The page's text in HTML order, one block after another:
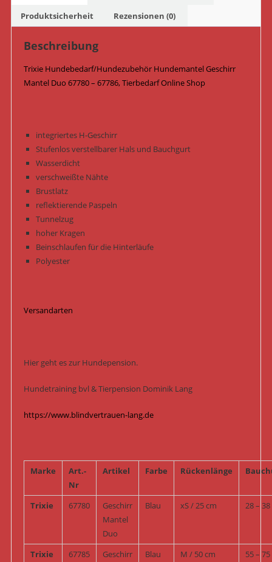
Blau
Menge
Produktsicherheit
Rezensionen (0)
Beschreibung
Trixie Hundebedarf/Hundezubehör Hundemantel Geschirr
Mantel Duo 67780 – 67786, Tierbedarf Online Shop
integriertes H-Geschirr
Stufenlos verstellbarer Hals und Bauchgurt
Wasserdicht
verschweißte Nähte
Brustlatz
reflektierende Paspeln
Tunnelzug
hoher Kragen
Beinschlaufen für die Hinterläufe
Polyester
Versandarten
Hier geht es zur Hundepension.
Hundetraining bvl & Tierpension Dominik Lang
https://www.blindvertrauen-lang.de
Marke
Art.-
Nr
Artikel Farbe Rückenlänge
Trixie 67780
Geschirr
Mantel
Duo
Blau xS / 25 cm 28 –
Trixie 67785
Geschirr
Blau M / 50 cm 55 –